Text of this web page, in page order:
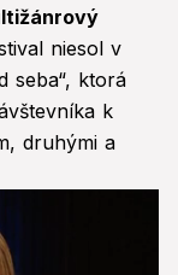
niesol v
seba“, ktorá
k
druhými a